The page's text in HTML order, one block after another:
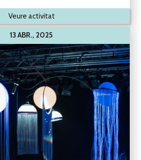
Veure activitat
13 ABR., 2025